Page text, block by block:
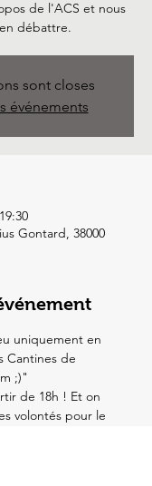
de l'ACS et nous
débattre.
sont closes
événements
Gontard, 38000
uniquement en
Cantines de
;)"
de 18h ! Et on
volontés pour le